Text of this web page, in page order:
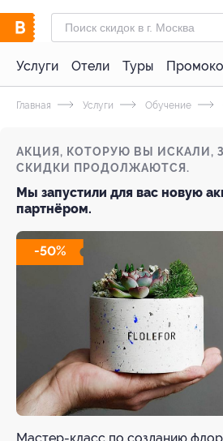
Услуги Отели Туры
Главная Услуги Обучение
АКЦИЯ, КОТОРУЮ ВЫ ИСКАЛИ,
СКИДКИ ПРОДОЛЖАЮТСЯ.
Мы запустили для вас новую
партнёром.
-50%